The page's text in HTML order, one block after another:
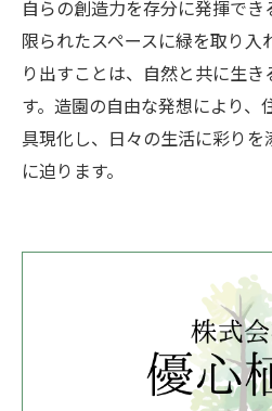
自らの創造力を存分に発揮でき
限られたスペースに緑を取り入
り出すことは、自然と共に生
す。造園の自由な発想により、
具現化し、日々の生活に彩り
に迫ります。